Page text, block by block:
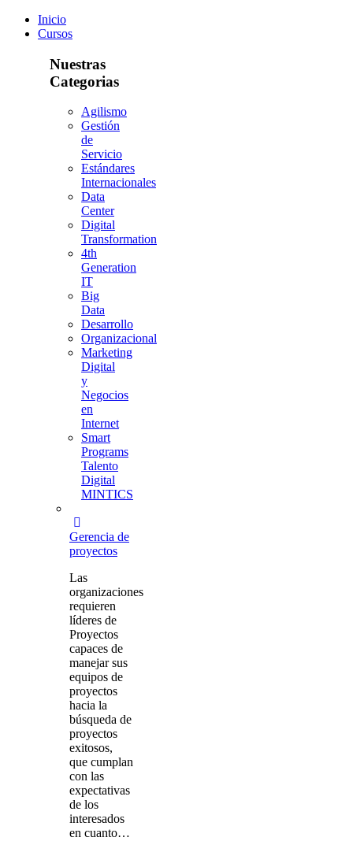
Inicio
Cursos
Nuestras
Categorias
Agilismo
Gestión
de
Servicio
Estándares
Internacionales
Data
Center
Digital
Transformation
4th
Generation
IT
Big
Data
Desarrollo
Organizacional
Marketing
Digital
y
Negocios
en
Internet
Smart
Programs
Talento
Digital
MINTICS
Gerencia de
proyectos
Las
organizaciones
requieren
líderes de
Proyectos
capaces de
manejar sus
equipos de
proyectos
hacia la
búsqueda de
proyectos
exitosos,
que cumplan
con las
expectativas
de los
interesados
en cuanto…